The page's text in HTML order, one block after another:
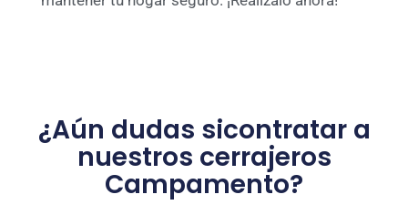
¿Aún dudas sicontratar a
nuestros cerrajeros
Campamento?